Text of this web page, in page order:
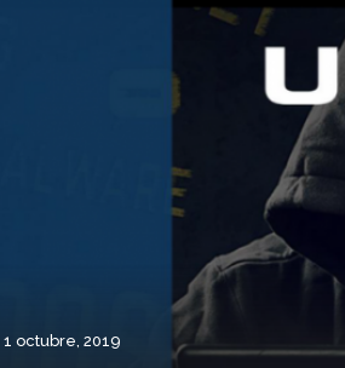
1 octubre, 2019